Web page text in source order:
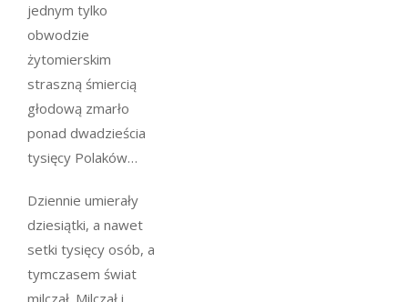
jednym tylko
obwodzie
żytomierskim
straszną śmiercią
głodową zmarło
ponad dwadzieścia
tysięcy Polaków…
Dziennie umierały
dziesiątki, a nawet
setki tysięcy osób, a
tymczasem świat
milczał. Milczał i